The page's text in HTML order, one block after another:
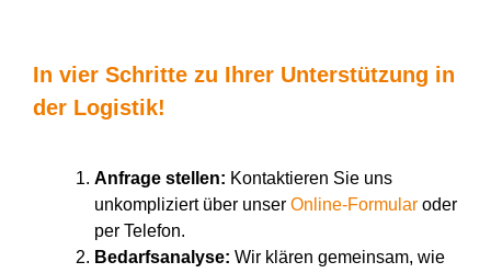
In vier Schritte zu Ihrer Unterstützung in
der Logistik!
Anfrage stellen: Kontaktieren Sie uns
unkompliziert über unser Online-Formularoder
per Telefon.
Bedarfsanalyse: Wir klären gemeinsam, wie